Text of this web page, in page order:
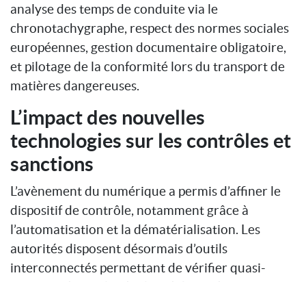
analyse des temps de conduite via le
chronotachygraphe, respect des normes sociales
européennes, gestion documentaire obligatoire,
et pilotage de la conformité lors du transport de
matières dangereuses.
L’impact des nouvelles
technologies sur les contrôles et
sanctions
L’avènement du numérique a permis d’affiner le
dispositif de contrôle, notamment grâce à
l’automatisation et la dématérialisation. Les
autorités disposent désormais d’outils
interconnectés permettant de vérifier quasi-